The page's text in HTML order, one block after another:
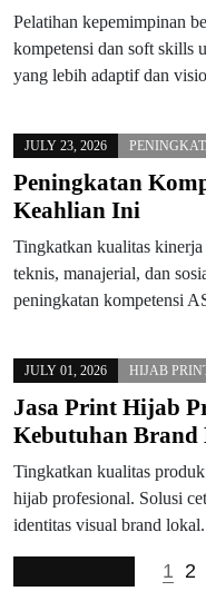
Pelatihan kepemimpinan
kompetensi dan soft skills
yang lebih adaptif dan
JULY 23, 2026
Peningkatan
Keahlian Ini
Tingkatkan kualitas
teknis, manajerial, dan
peningkatan kompetensi
JULY 01, 2026 HIJAB
Jasa Print Hijab
Kebutuhan Brand
Tingkatkan kualitas
hijab profesional. Solusi
identitas visual brand lokal.
1 2